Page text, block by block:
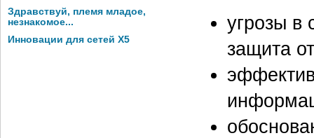
Здравствуй, племя младое,
незнакомое...
Инновации для сетей X5
угрозы в
защита